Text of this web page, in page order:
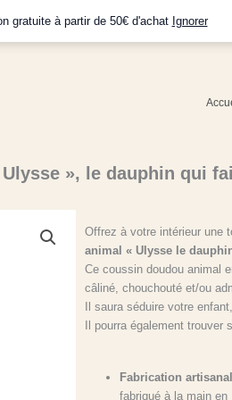
gratuite à partir de 50€ d'achat Ignorer
», le dauphin qui
Offrez à votre intérieur une
animal « Ulysse le
Ce coussin doudou animal
câliné, chouchouté et/ou
Il saura séduire votre
Il pourra également trouver
Fabrication
fabriqué à la main en